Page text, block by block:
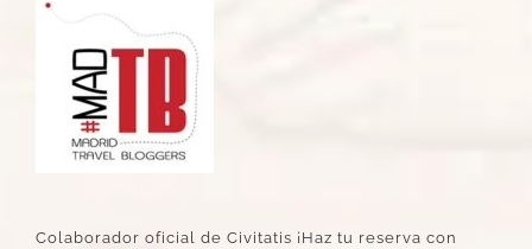
Colaborador oficial de Civitatis ¡Haz tu reserva con